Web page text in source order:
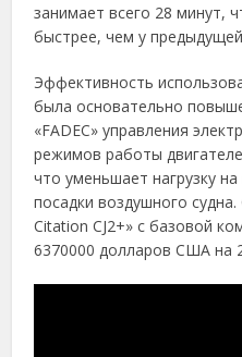
занимает всего 28 минут,
быстрее, чем у
Эффективность
была основательно
«FADEC» управления
режимов работы
что уменьшает нагрузку
посадки воздушного
Citation CJ2+» с базовой
6370000 долларов США на